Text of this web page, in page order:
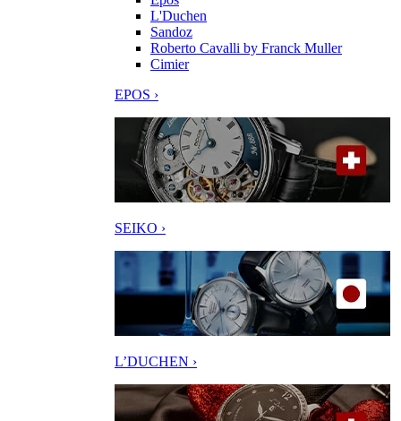
L'Duchen
Sandoz
Roberto Cavalli by Franck Muller
Cimier
EPOS ›
SEIKO ›
L’DUCHEN ›